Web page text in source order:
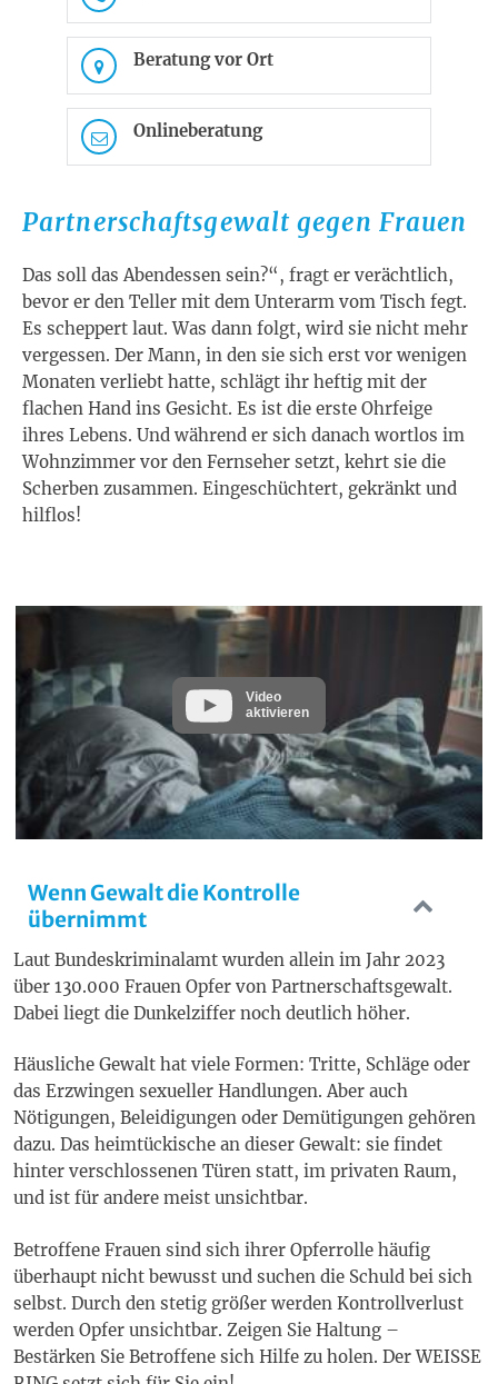
Beratung vor Ort
Onlineberatung
Partnerschaftsgewalt gegen Frauen
Das soll das Abendessen sein?“, fragt er verächtlich,
bevor er den Teller mit dem Unterarm vom Tisch fegt.
Es scheppert laut. Was dann folgt, wird sie nicht mehr
vergessen. Der Mann, in den sie sich erst vor wenigen
Monaten verliebt hatte, schlägt ihr heftig mit der
flachen Hand ins Gesicht. Es ist die erste Ohrfeige
ihres Lebens. Und während er sich danach wortlos im
Wohnzimmer vor den Fernseher setzt, kehrt sie die
Scherben zusammen. Eingeschüchtert, gekränkt und
hilflos!
Video
aktivieren
Wenn Gewalt die Kontrolle
übernimmt
Laut Bundeskriminalamt wurden allein im Jahr 2023
über 130.000 Frauen Opfer von Partnerschaftsgewalt.
Dabei liegt die Dunkelziffer noch deutlich höher.
Häusliche Gewalt hat viele Formen: Tritte, Schläge oder
das Erzwingen sexueller Handlungen. Aber auch
Nötigungen, Beleidigungen oder Demütigungen gehören
dazu. Das heimtückische an dieser Gewalt: sie findet
hinter verschlossenen Türen statt, im privaten Raum,
und ist für andere meist unsichtbar.
Betroffene Frauen sind sich ihrer Opferrolle häufig
überhaupt nicht bewusst und suchen die Schuld bei sich
selbst. Durch den stetig größer werden Kontrollverlust
werden Opfer unsichtbar. Zeigen Sie Haltung –
Bestärken Sie Betroffene sich Hilfe zu holen. Der WEISSE